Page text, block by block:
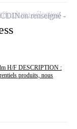
H/F DESCRIPTION :
produits, nous
CDINon renseigné
à ma sélection